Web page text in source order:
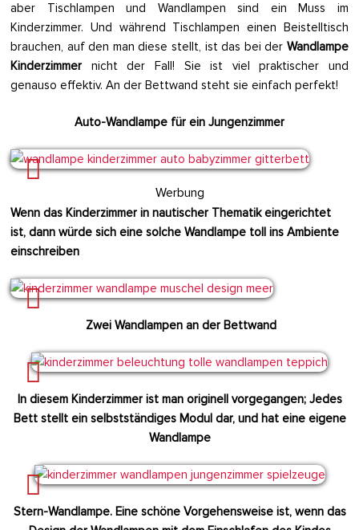
aber Tischlampen und Wandlampen sind ein Muss im
Kinderzimmer. Und während Tischlampen einen Beistelltisch
brauchen, auf den man diese stellt, ist das bei der Wandlampe
Kinderzimmer nicht der Fall! Sie ist viel praktischer und
genauso effektiv. An der Bettwand steht sie einfach perfekt!
Auto-Wandlampe für ein Jungenzimmer
Werbung
Wenn das Kinderzimmer in nautischer Thematik eingerichtet
ist, dann würde sich eine solche Wandlampe toll ins Ambiente
einschreiben
Zwei Wandlampen an der Bettwand
In diesem Kinderzimmer ist man originell vorgegangen; Jedes
Bett stellt ein selbstständiges Modul dar, und hat eine eigene
Wandlampe
Stern-Wandlampe. Eine schöne Vorgehensweise ist, wenn das